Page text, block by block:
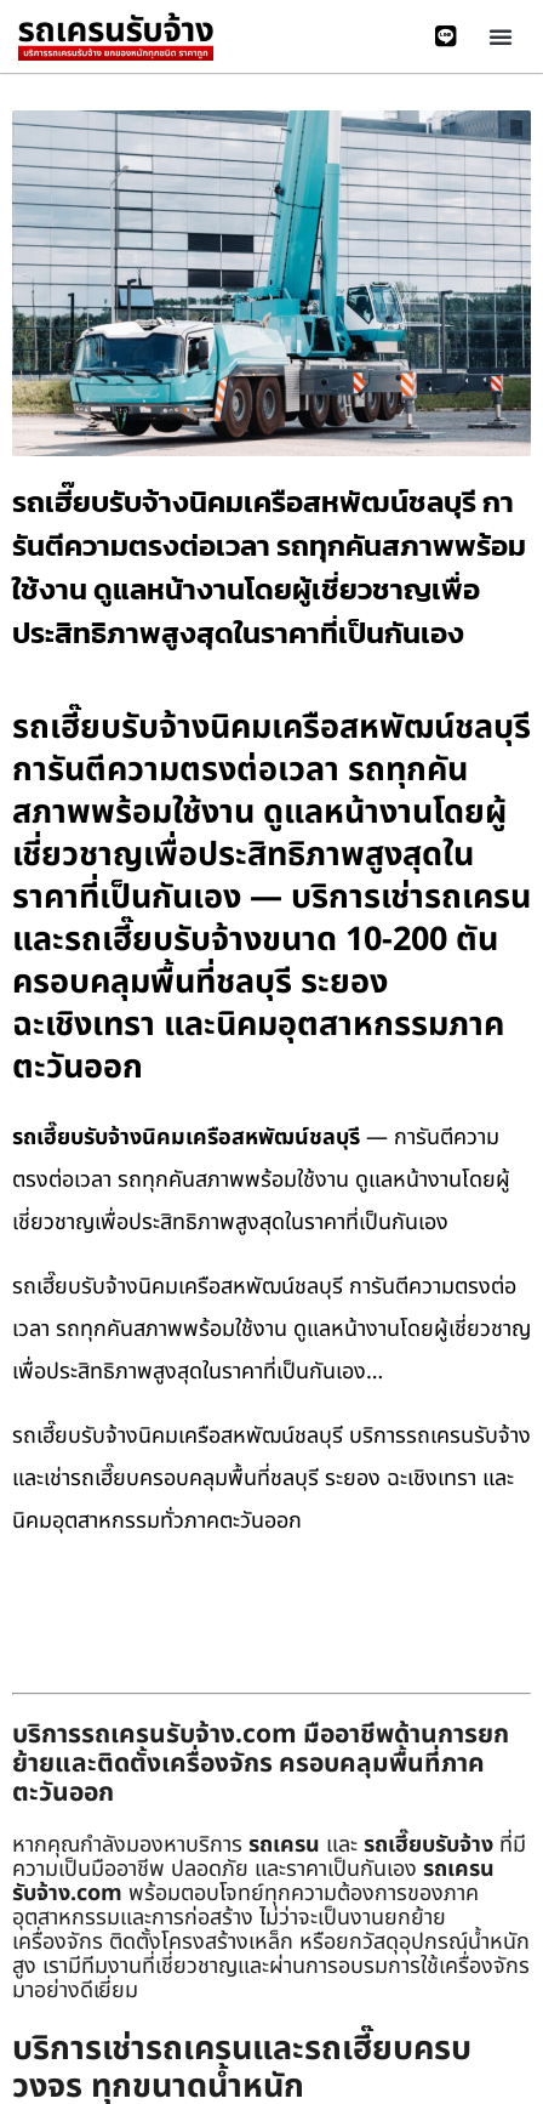
รถเฮี๊ยบรับจ้างนิคมเครือสหพัฒน์ชลบุรี กา
รันตีความตรงต่อเวลา รถทุกคันสภาพพร้อม
ใช้งาน ดูแลหน้างานโดยผู้เชี่ยวชาญเพื่อ
ประสิทธิภาพสูงสุดในราคาที่เป็นกันเอง
รถเฮี๊ยบรับจ้างนิคมเครือสหพัฒน์ชลบุรี
การันตีความตรงต่อเวลา รถทุกคัน
สภาพพร้อมใช้งาน ดูแลหน้างานโดยผู้
เชี่ยวชาญเพื่อประสิทธิภาพสูงสุดใน
ราคาที่เป็นกันเอง — บริการเช่ารถเครน
และรถเฮี๊ยบรับจ้างขนาด 10-200 ตัน
ครอบคลุมพื้นที่ชลบุรี ระยอง
ฉะเชิงเทรา และนิคมอุตสาหกรรมภาค
ตะวันออก
รถเฮี๊ยบรับจ้างนิคมเครือสหพัฒน์ชลบุรี— การันตีความ
ตรงต่อเวลา รถทุกคันสภาพพร้อมใช้งาน ดูแลหน้างานโดยผู้
เชี่ยวชาญเพื่อประสิทธิภาพสูงสุดในราคาที่เป็นกันเอง
รถเฮี๊ยบรับจ้างนิคมเครือสหพัฒน์ชลบุรี การันตีความตรงต่อ
เวลา รถทุกคันสภาพพร้อมใช้งาน ดูแลหน้างานโดยผู้เชี่ยวชาญ
เพื่อประสิทธิภาพสูงสุดในราคาที่เป็นกันเอง…
รถเฮี๊ยบรับจ้างนิคมเครือสหพัฒน์ชลบุรี บริการรถเครนรับจ้าง
และเช่ารถเฮี๊ยบครอบคลุมพื้นที่ชลบุรี ระยอง ฉะเชิงเทรา และ
นิคมอุตสาหกรรมทั่วภาคตะวันออก
บริการรถเครนรับจ้าง.com มืออาชีพด้านการยก
ย้ายและติดตั้งเครื่องจักร ครอบคลุมพื้นที่ภาค
ตะวันออก
หากคุณกำลังมองหาบริการ รถเครน และรถเฮี๊ยบรับจ้าง ที่มี
ความเป็นมืออาชีพ ปลอดภัย และราคาเป็นกันเอง รถเครน
รับจ้าง.com พร้อมตอบโจทย์ทุกความต้องการของภาค
อุตสาหกรรมและการก่อสร้าง ไม่ว่าจะเป็นงานยกย้าย
เครื่องจักร ติดตั้งโครงสร้างเหล็ก หรือยกวัสดุอุปกรณ์น้ำหนัก
สูง เรามีทีมงานที่เชี่ยวชาญและผ่านการอบรมการใช้เครื่องจักร
มาอย่างดีเยี่ยม
บริการเช่ารถเครนและรถเฮี๊ยบครบ
วงจร ทุกขนาดน้ำหนัก